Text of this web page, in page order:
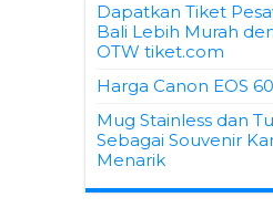
Dapatkan Tiket
Bali Lebih Murah
OTW tiket.com
Harga Canon EOS
Mug Stainless dan
Sebagai Souvenir
Menarik